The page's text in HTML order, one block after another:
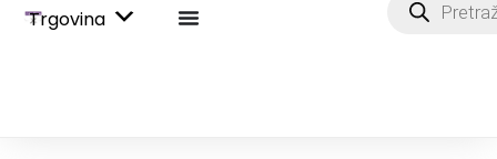
Trgovina